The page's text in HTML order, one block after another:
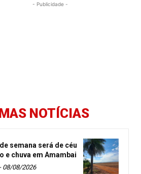
- Publicidade -
NOTÍCIAS
semana será de céu
e chuva em Amambai
08/08/2026